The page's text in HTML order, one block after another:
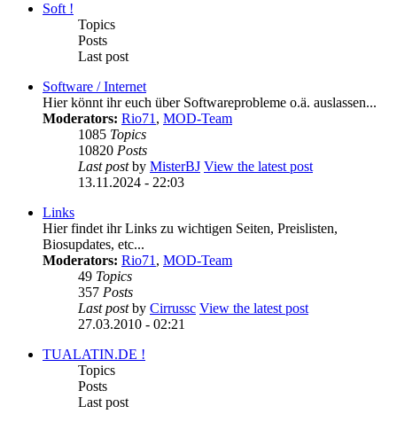
Soft !
Topics
Posts
Last post
Software / Internet
Hier könnt ihr euch über Softwareprobleme o.ä. auslassen...
Moderators: Rio71, MOD-Team
1085 Topics
10820 Posts
Last postby MisterBJ View the latest post
13.11.2024 - 22:03
Links
Hier findet ihr Links zu wichtigen Seiten, Preislisten,
Biosupdates, etc...
Moderators: Rio71, MOD-Team
49 Topics
357 Posts
Last postby Cirrussc View the latest post
27.03.2010 - 02:21
TUALATIN.DE !
Topics
Posts
Last post